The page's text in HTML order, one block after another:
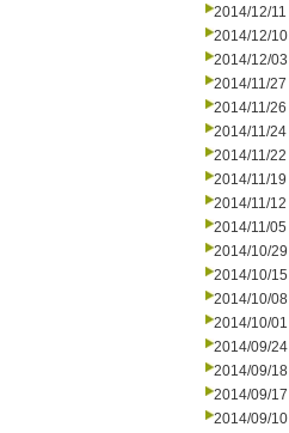
2014/12/11
2014/12/10
2014/12/03
2014/11/27
2014/11/26
2014/11/24
2014/11/22
2014/11/19
2014/11/12
2014/11/05
2014/10/29
2014/10/15
2014/10/08
2014/10/01
2014/09/24
2014/09/18
2014/09/17
2014/09/10